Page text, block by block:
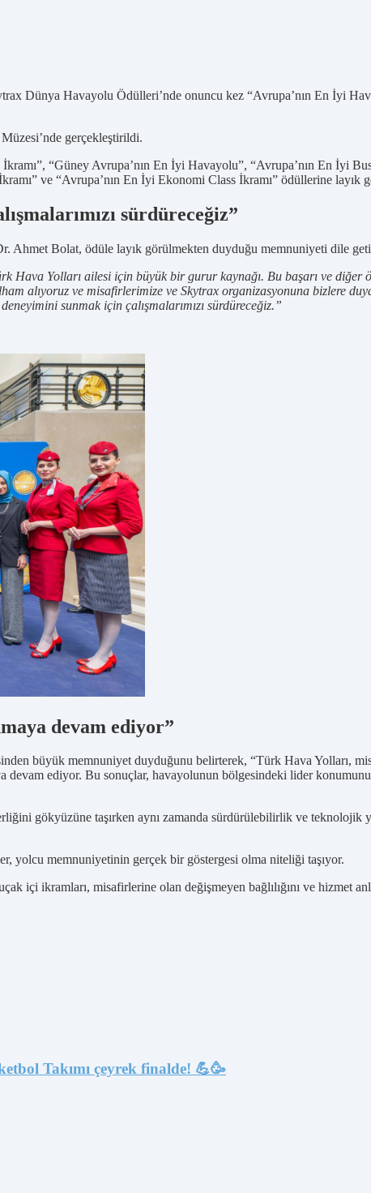
Dünya Havayolu Ödülleri’nde onuncu kez “Avrupa’nın En İyi
gerçekleştirildi.
“Güney Avrupa’nın En İyi Havayolu”, “Avrupa’nın En İyi
ve “Avrupa’nın En İyi Ekonomi Class İkramı” ödüllerine layık
sürdüreceğiz”
Ahmet Bolat, ödüle layık görülmekten duyduğu memnuniyeti dile
Yolları ailesi için büyük bir gurur kaynağı. Bu başarı ve diğer
alıyoruz ve misafirlerimize ve Skytrax organizasyonuna bizlere
sunmak için çalışmalarımızı sürdüreceğiz.”
devam ediyor”
büyük memnuniyet duyduğunu belirterek, “Türk Hava Yolları,
devam ediyor. Bu sonuçlar, havayolunun bölgesindeki lider
gökyüzüne taşırken aynı zamanda sürdürülebilirlik ve teknolojik
yolcu memnuniyetinin gerçek bir göstergesi olma niteliği taşıyor.
içi ikramları, misafirlerine olan değişmeyen bağlılığını ve hizmet
Takımı çeyrek finalde! 💪🥳